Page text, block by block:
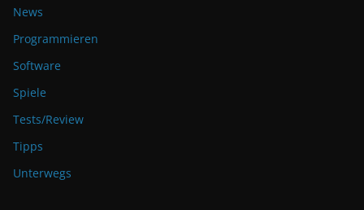
News
Programmieren
Software
Spiele
Tests/Review
Tipps
Unterwegs